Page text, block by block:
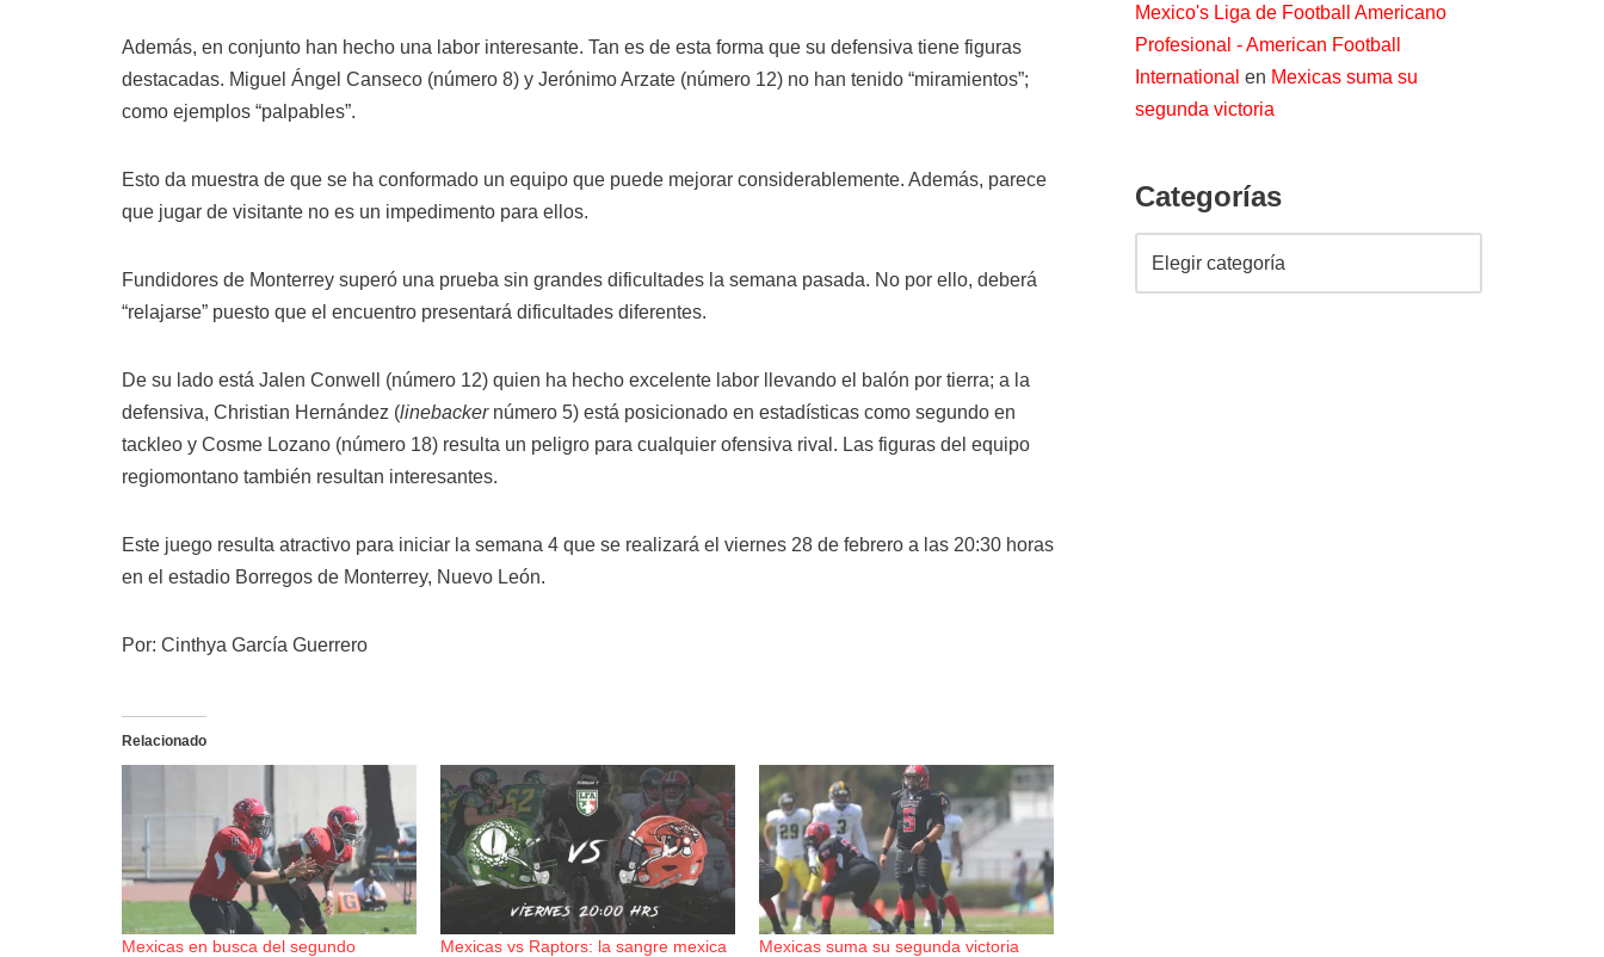
Además, en conjunto han hecho una labor interesante. Tan es de esta forma que su defensiva tiene figuras
destacadas. Miguel Ángel Canseco (número 8) y Jerónimo Arzate (número 12) no han tenido “miramientos”;
como ejemplos “palpables”.
Esto da muestra de que se ha conformado un equipo que puede mejorar considerablemente. Además, parece
que jugar de visitante no es un impedimento para ellos.
Fundidores de Monterrey superó una prueba sin grandes dificultades la semana pasada. No por ello, deberá
“relajarse” puesto que el encuentro presentará dificultades diferentes.
De su lado está Jalen Conwell (número 12) quien ha hecho excelente labor llevando el balón por tierra; a la
defensiva, Christian Hernández (linebacker número 5) está posicionado en estadísticas como segundo en
tackleo y Cosme Lozano (número 18) resulta un peligro para cualquier ofensiva rival. Las figuras del equipo
regiomontano también resultan interesantes.
Este juego resulta atractivo para iniciar la semana 4 que se realizará el viernes 28 de febrero a las 20:30 horas
en el estadio Borregos de Monterrey, Nuevo León.
Por: Cinthya García Guerrero
Relacionado
Mexicas en busca del segundo
Mexicas vs Raptors: la sangre mexica
Mexicas suma su segunda victoria
Mexico's Liga de Football Americano
Profesional - American Football
International en Mexicas suma su
segunda victoria
Categorías